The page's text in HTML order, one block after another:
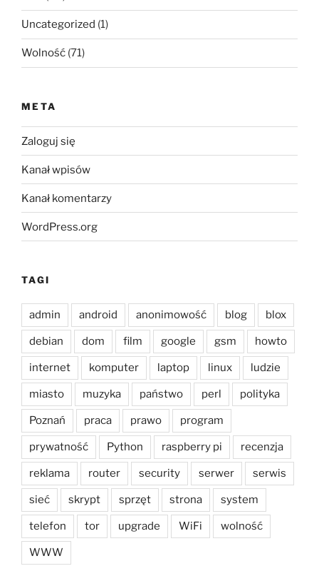
Uncategorized (1)
Wolność (71)
META
Zaloguj się
Kanał wpisów
Kanał komentarzy
WordPress.org
TAGI
admin android anonimowość blog blox
debian dom film google gsm howto
internet komputer laptop linux ludzie
miasto muzyka państwo perl polityka
Poznań praca prawo program
prywatność Python raspberry pi recenzja
reklama router security serwer serwis
sieć skrypt sprzęt strona system
telefon tor upgrade WiFi wolność
WWW